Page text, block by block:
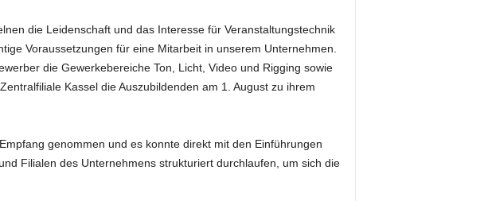
die Leidenschaft und das Interesse für Veranstaltungstechnik
Voraussetzungen für eine Mitarbeit in unserem Unternehmen.
die Gewerkebereiche Ton, Licht, Video und Rigging sowie
Kassel die Auszubildenden am 1. August zu ihrem
genommen und es konnte direkt mit den Einführungen
Filialen des Unternehmens strukturiert durchlaufen, um sich die